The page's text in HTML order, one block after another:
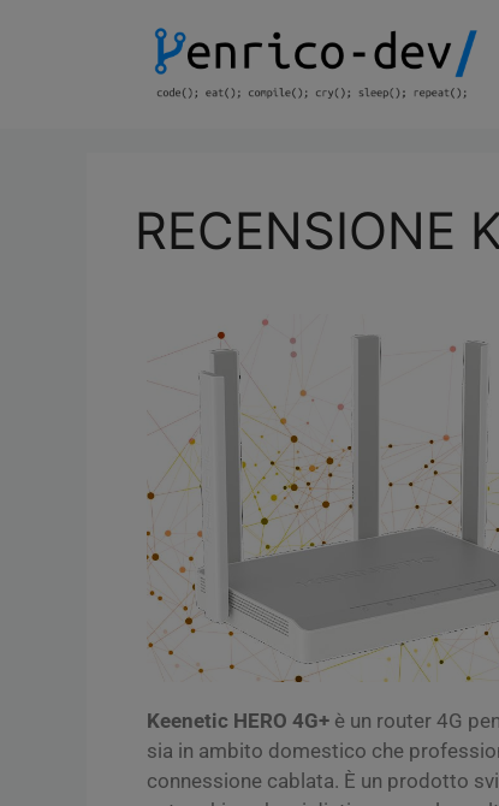
RECENSIONE
Keenetic HERO 4G+ è un router 4G
sia in ambito domestico che
connessione cablata. È un prodotto